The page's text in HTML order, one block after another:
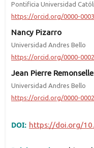
Pontificia Universidad
https://orcid.org/0000-
Nancy Pizarro
Universidad Andres Bello
https://orcid.org/0000-
Jean Pierre
Universidad Andres Bello
https://orcid.org/0000-
DOI: https://doi.org/